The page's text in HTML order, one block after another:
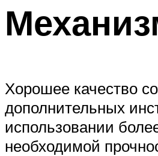
Хорошее качество
дополнительных
использовании
необходимой